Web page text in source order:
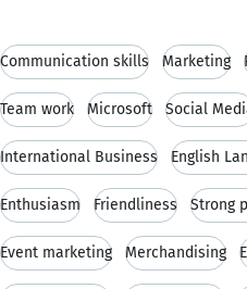
Communication skills Marketing
Team work Microsoft Social
International Business English
Enthusiasm Friendliness Strong
Event marketing Merchandising